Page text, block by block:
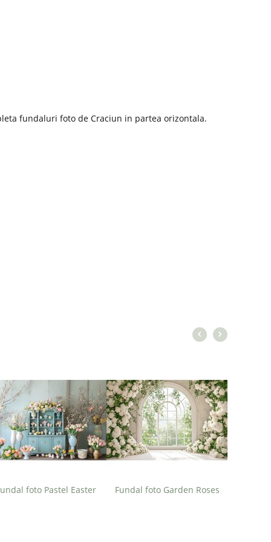
fundaluri foto de Craciun in partea orizontala.
foto Pastel Easter Fundal foto Garden Roses